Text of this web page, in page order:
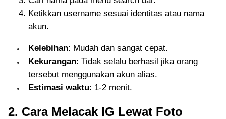
Ketikkan username sesuai identitas atau nama
akun.
Kelebihan: Mudah dan sangat cepat.
Kekurangan: Tidak selalu berhasil jika orang
tersebut menggunakan akun alias.
Estimasi waktu: 1-2 menit.
2. Cara Melacak IG Lewat Foto